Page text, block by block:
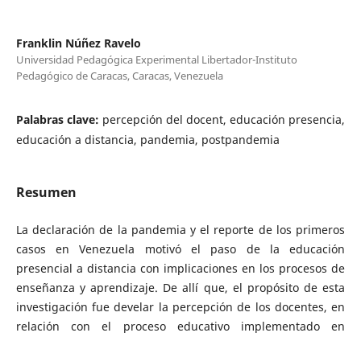
Franklin Núñez Ravelo
Universidad Pedagógica Experimental Libertador-Instituto
Pedagógico de Caracas, Caracas, Venezuela
Palabras clave: percepción del docent, educación presencia,
educación a distancia, pandemia, postpandemia
Resumen
La declaración de la pandemia y el reporte de los primeros
casos en Venezuela motivó el paso de la educación
presencial a distancia con implicaciones en los procesos de
enseñanza y aprendizaje. De allí que, el propósito de esta
investigación fue develar la percepción de los docentes, en
relación con el proceso educativo implementado en